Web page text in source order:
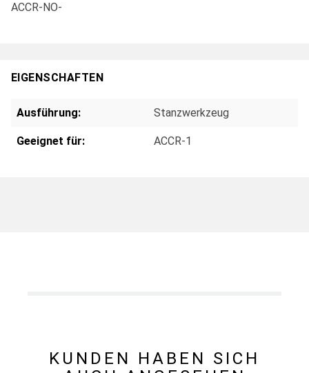
ACCR-NO-
EIGENSCHAFTEN
Ausführung: Stanzwerkzeug
Geeignet für: ACCR-1
KUNDEN HABEN SICH